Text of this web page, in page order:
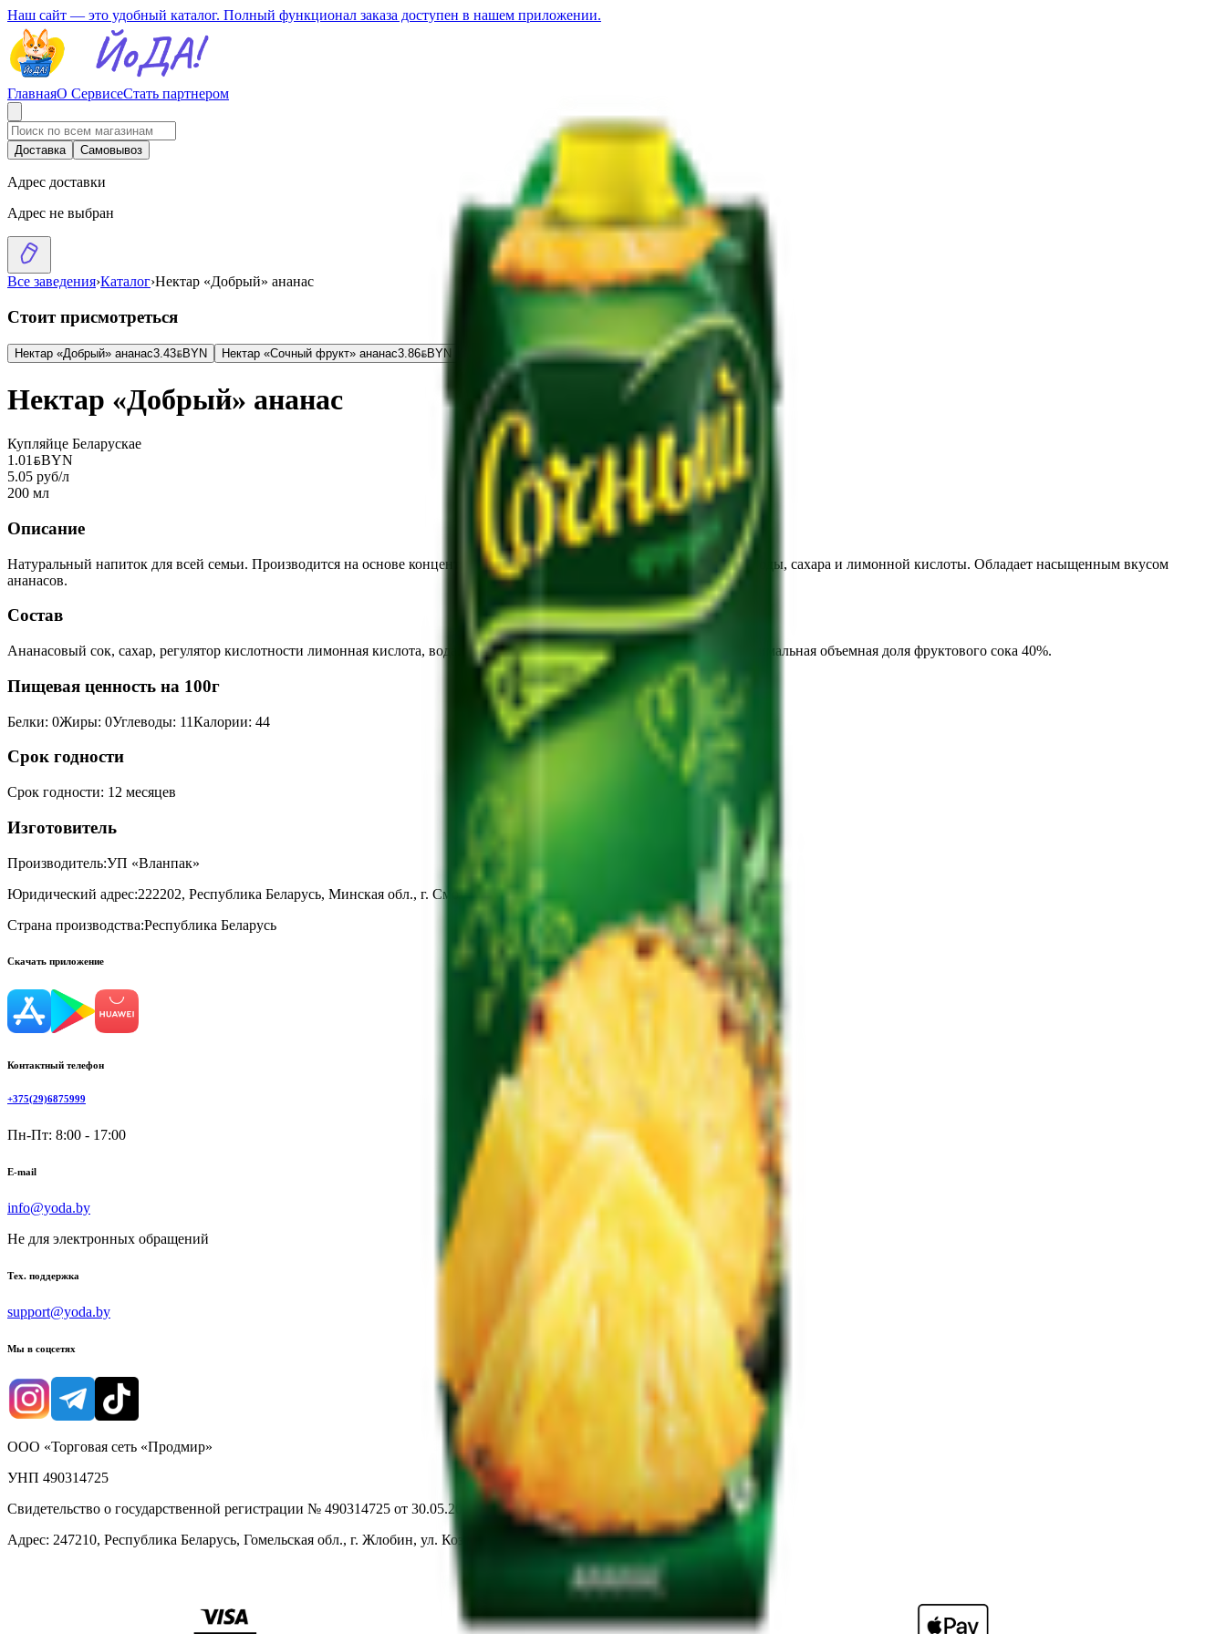
Наш сайт — это удобный каталог. Полный функционал заказа доступен в нашем приложении.
ГлавнаяО СервисеСтать партнером
Доставка Самовывоз
Адрес доставки
Адрес не выбран
Все заведения›Каталог›Нектар «Добрый» ананас
Стоит присмотреться
Нектар «Добрый» ананас3.43BYNBYN Нектар «Сочный фрукт» ананас3.86BYNBYN
Нектар «Добрый» ананас
Купляйце Беларускае
1.01BYNBYN
5.05 руб/л
200 мл
Описание
Натуральный напиток для всей семьи. Производится на основе концентрированного ананасового сока с добавлением воды, сахара и лимонной кислоты. Обладает насыщенным вкусом
ананасов.
Состав
Ананасовый сок, сахар, регулятор кислотности лимонная кислота, вода. Изготовлен из концентрированного сока. Минимальная объемная доля фруктового сока 40%.
Пищевая ценность на 100г
Белки: 0Жиры: 0Углеводы: 11Калории: 44
Срок годности
Срок годности: 12 месяцев
Изготовитель
Производитель:УП «Вланпак»
Юридический адрес:222202, Республика Беларусь, Минская обл., г. Смолевичи, ул. Вокзальная, д.5Б
Страна производства:Республика Беларусь
Скачать приложение
Контактный телефон
+375(29)6875999
Пн-Пт: 8:00 - 17:00
E-mail
info@yoda.by
Не для электронных обращений
Тех. поддержка
support@yoda.by
Мы в соцсетях
ООО «Торговая сеть «Продмир»
УНП 490314725
Свидетельство о государственной регистрации № 490314725 от 30.05.2003г выдано Гомельским облисполкомом
Адрес: 247210, Республика Беларусь, Гомельская обл., г. Жлобин, ул. Козлова 2-А